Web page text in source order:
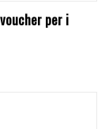
per i